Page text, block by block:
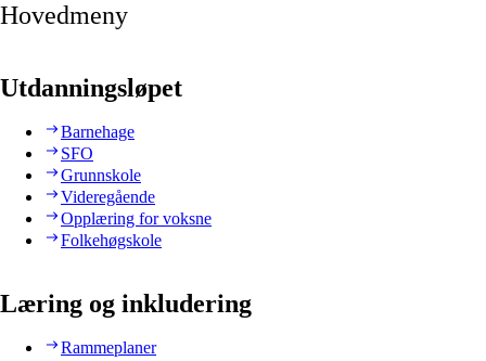
Hovedmeny
Utdanningsløpet
Barnehage
SFO
Grunnskole
Videregående
Opplæring for voksne
Folkehøgskole
Læring og inkludering
Rammeplaner